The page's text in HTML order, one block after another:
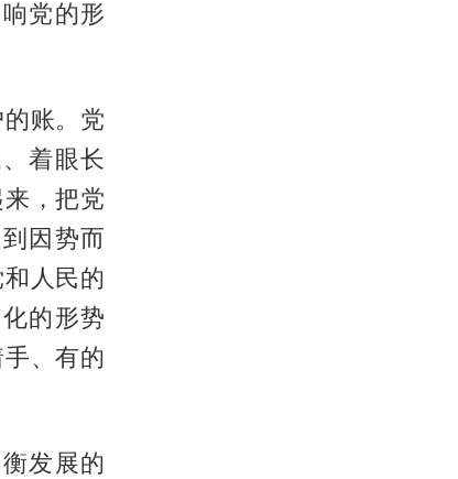
党的形
账。党
着眼长
，把党
因势而
人民的
的形势
、有的
发展的